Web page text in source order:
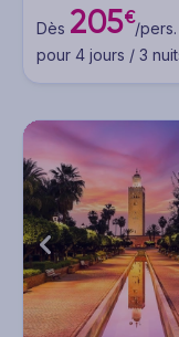
Dès 205€/pers.
pour 4 jours / 3